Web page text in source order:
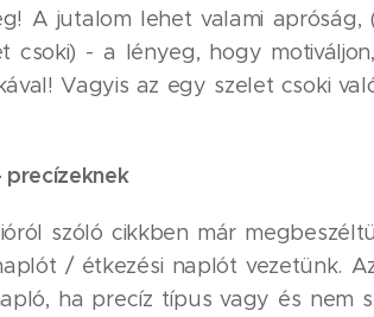
A jutalom lehet valami
csoki) - a lényeg, hogy
Vagyis az egy szelet csoki
precízeknek
szóló cikkben már
/ étkezési naplót vezetünk.
ha precíz típus vagy és nem